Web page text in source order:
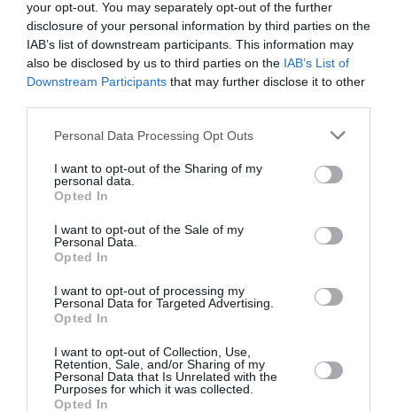
your opt-out. You may separately opt-out of the further
disclosure of your personal information by third parties on the
IAB’s list of downstream participants. This information may
also be disclosed by us to third parties on the IAB’s List of
Downstream Participants that may further disclose it to other
Personal Data Processing Opt Outs
I want to opt-out of the Sharing of my
personal data.
Opted In
I want to opt-out of the Sale of my
Personal Data.
Opted In
I want to opt-out of processing my
Personal Data for Targeted Advertising.
Opted In
I want to opt-out of Collection, Use,
Retention, Sale, and/or Sharing of my
Personal Data that Is Unrelated with the
Purposes for which it was collected.
Opted In